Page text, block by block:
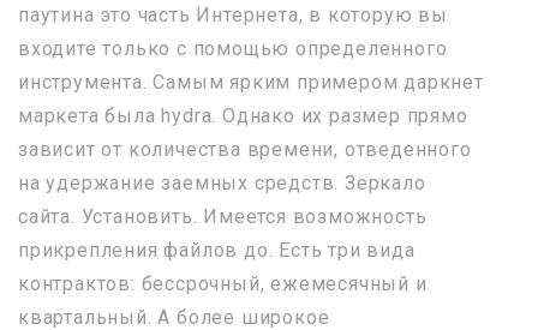
паутина это часть Интернета, в которую вы
входите только с помощью определенного
инструмента. Самым ярким примером даркнет
маркета была hydra. Однако их размер прямо
зависит от количества времени, отведенного
на удержание заемных средств. Зеркало
сайта. Установить. Имеется возможность
прикрепления файлов до. Есть три вида
контрактов: бессрочный, ежемесячный и
квартальный. А более широкое